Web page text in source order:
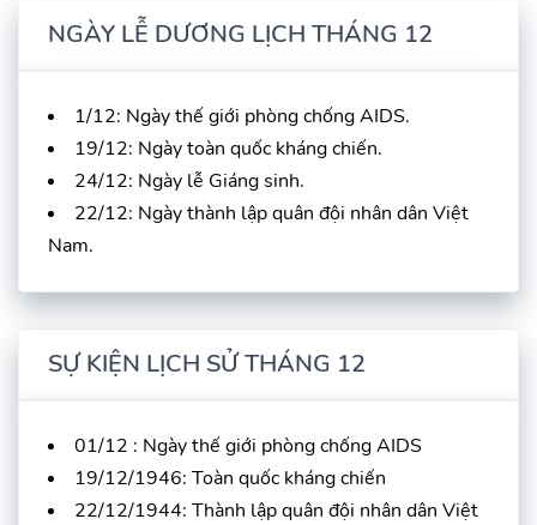
NGÀY LỄ DƯƠNG LỊCH THÁNG 12
1/12: Ngày thế giới phòng chống AIDS.
19/12: Ngày toàn quốc kháng chiến.
24/12: Ngày lễ Giáng sinh.
22/12: Ngày thành lập quân đội nhân dân Việt
Nam.
SỰ KIỆN LỊCH SỬ THÁNG 12
01/12 : Ngày thế giới phòng chống AIDS
19/12/1946: Toàn quốc kháng chiến
22/12/1944: Thành lập quân đội nhân dân Việt